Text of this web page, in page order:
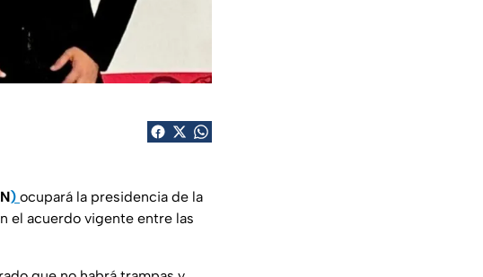
) ocupará la presidencia de la
el acuerdo vigente entre las